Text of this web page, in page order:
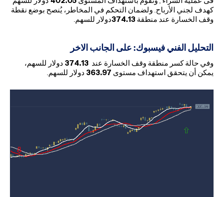
كهدف لجني الأرباح. ولضمان التحكم في المخاطر، يُنصح بوضع نقطة
وقف الخسارة عند منطقة374.13دولار للسهم.
التحليل الفني فيسبوك: على الجانب الاخر
وفي حالة كسر منطقة وقف الخسارة عند374.13 دولار للسهم،
يمكن أن يتحقق استهداف مستوى 363.97 دولار للسهم.